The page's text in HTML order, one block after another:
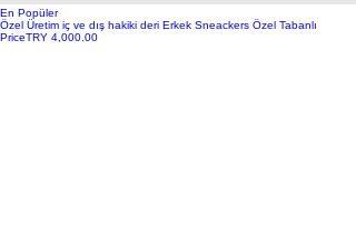
En Popüler
Özel Üretim iç ve dış hakiki deri Erkek Sneackers Özel Tabanlı
PriceTRY 4,000.00